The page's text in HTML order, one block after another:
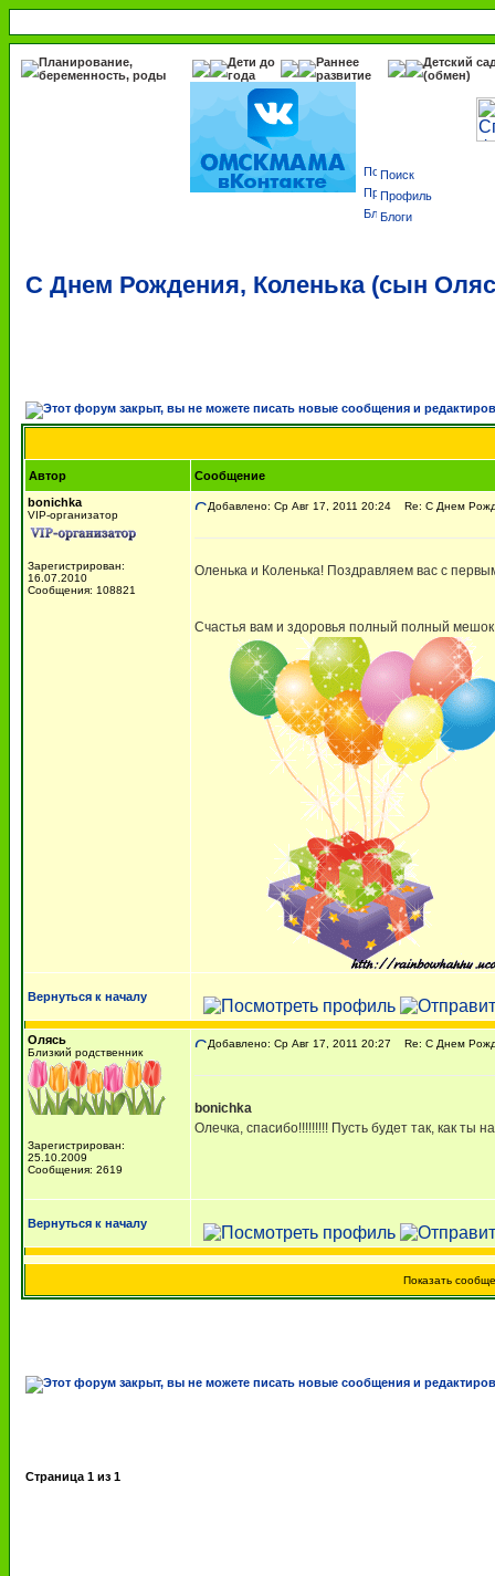
Планирование,
беременность, роды
Дети до
года
Раннее
развитие
Детский
(обмен)
Поиск
Профиль
Блоги
С Днем Рождения, Коленька (сын
Автор
Сообщение
bonichka
VIP-организатор
Зарегистрирован:
16.07.2010
Сообщения: 108821
Добавлено: Ср Авг 17, 2011 20:24 Re: С Днем
Оленька и Коленька! Поздравляем вас с
Счастья вам и здоровья полный полный
Вернуться к началу
Олясь
Близкий родственник
Зарегистрирован:
25.10.2009
Сообщения: 2619
Добавлено: Ср Авг 17, 2011 20:27 Re: С Днем
bonichka
Олечка, спасибо!!!!!!!!! Пусть будет так, как ты
Вернуться к началу
Показать
Страница 1 из 1